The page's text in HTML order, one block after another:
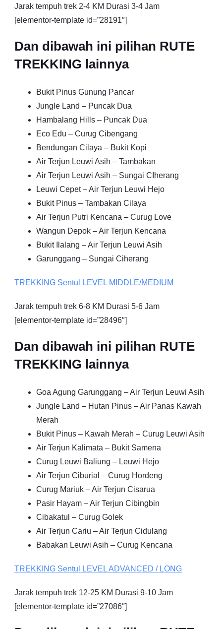
Jarak tempuh trek 2-4 KM Durasi 3-4 Jam
[elementor-template id=”28191″]
Dan dibawah ini pilihan RUTE
TREKKING lainnya
Bukit Pinus Gunung Pancar
Jungle Land – Puncak Dua
Hambalang Hills – Puncak Dua
Eco Edu – Curug Cibengang
Bendungan Cilaya – Bukit Kopi
Air Terjun Leuwi Asih – Tambakan
Air Terjun Leuwi Asih – Sungai CIherang
Leuwi Cepet – Air Terjun Leuwi Hejo
Bukit Pinus – Tambakan Cilaya
Air Terjun Putri Kencana – Curug Love
Wangun Depok – Air Terjun Kencana
Bukit Ilalang – Air Terjun Leuwi Asih
Garunggang – Sungai Ciherang
TREKKING Sentul LEVEL MIDDLE/MEDIUM
Jarak tempuh trek 6-8 KM Durasi 5-6 Jam
[elementor-template id=”28496″]
Dan dibawah ini pilihan RUTE
TREKKING lainnya
Goa Agung Garunggang – Air Terjun Leuwi Asih
Jungle Land – Hutan Pinus – Air Panas Kawah
Merah
Bukit Pinus – Kawah Merah – Curug Leuwi Asih
Air Terjun Kalimata – Bukit Samena
Curug Leuwi Baliung – Leuwi Hejo
Air Terjun Ciburial – Curug Hordeng
Curug Mariuk – Air Terjun Cisarua
Pasir Hayam – Air Terjun Cibingbin
Cibakatul – Curug Golek
Air Terjun Cariu – Air Terjun Cidulang
Babakan Leuwi Asih – Curug Kencana
TREKKING Sentul LEVEL ADVANCED / LONG
Jarak tempuh trek 12-25 KM Durasi 9-10 Jam
[elementor-template id=”27086″]